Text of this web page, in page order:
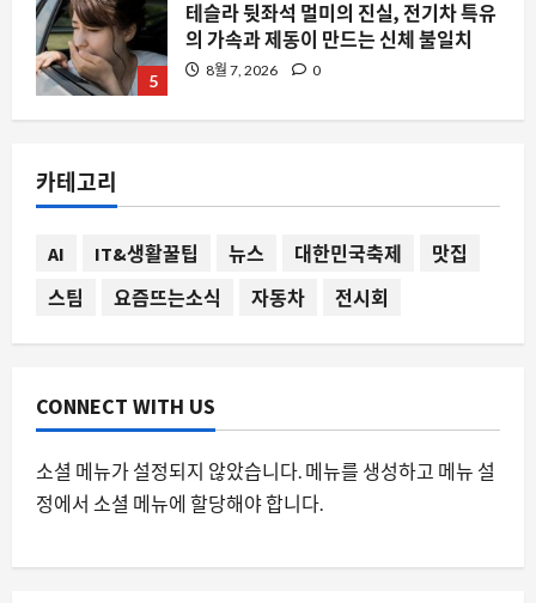
5
테슬라 뒷좌석 멀미의 진실, 전기차 특유
의 가속과 제동이 만드는 신체 불일치
8월 7, 2026 0
주
요즘뜨는소식
다니는 걸까
Steam 창작마당에서 ‘I neeeeeed this
as a wallpaper’가 화제인 이유와 배경
카테고리
AI IT&생활꿀팁 뉴스 대한민국축제
맛집
스팀
요즘뜨는소식 자동차 전시회
CONNECT WITH US
소셜 메뉴가 설정되지 않았습니다. 메뉴를 생성하고 메뉴 설
정에서 소셜 메뉴에 할당해야 합니다.